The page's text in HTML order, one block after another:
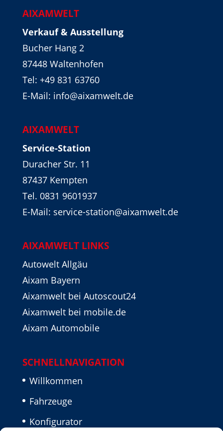
AIXAMWELT
Verkauf & Ausstellung
Bucher Hang 2
87448 Waltenhofen
Tel: +49 831 63760
E-Mail: info@aixamwelt.de
AIXAMWELT
Service-Station
Duracher Str. 11
87437 Kempten
Tel. 0831 9601937
E-Mail: service-station@aixamwelt.de
AIXAMWELT LINKS
Autowelt Allgäu
Aixam Bayern
Aixamwelt bei Autoscout24
Aixamwelt bei mobile.de
Aixam Automobile
SCHNELLNAVIGATION
Willkommen
Fahrzeuge
Konfigurator